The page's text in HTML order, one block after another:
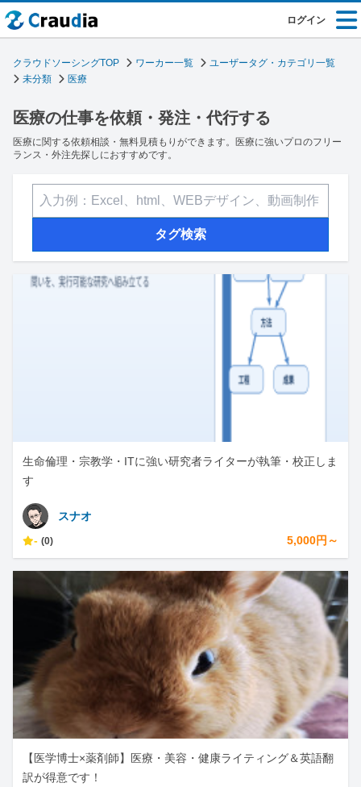
ログイン
クラウドソーシングTOP ワーカー一覧
ユーザータグ・カテゴリ一覧
未分類
医療
医療の仕事を依頼・発注・代行する
医療に関する依頼相談・無料見積もりができます。医療に強いプロのフリー
ランス・外注先探しにおすすめです。
タグ検索
生命倫理・宗教学・ITに強い研究者ライターが執筆・校正しま
す
スナオ
- (0) 5,000円～
【医学博士×薬剤師】医療・美容・健康ライティング＆英語翻
訳が得意です！